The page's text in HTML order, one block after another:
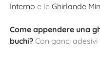
Interno e le Ghirlande
Come appendere una
buchi? Con ganci